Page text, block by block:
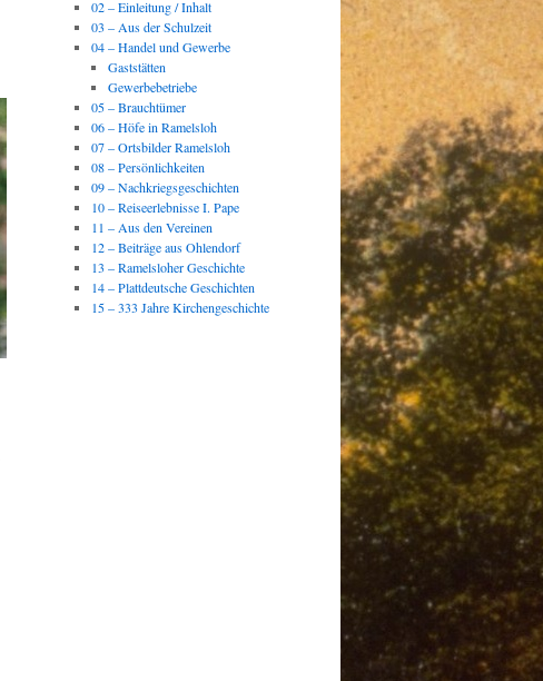
02 – Einleitung / Inhalt
03 – Aus der Schulzeit
04 – Handel und Gewerbe
Gaststätten
Gewerbebetriebe
05 – Brauchtümer
06 – Höfe in Ramelsloh
07 – Ortsbilder Ramelsloh
08 – Persönlichkeiten
09 – Nachkriegsgeschichten
10 – Reiseerlebnisse I. Pape
11 – Aus den Vereinen
12 – Beiträge aus Ohlendorf
13 – Ramelsloher Geschichte
14 – Plattdeutsche Geschichten
15 – 333 Jahre Kirchengeschichte